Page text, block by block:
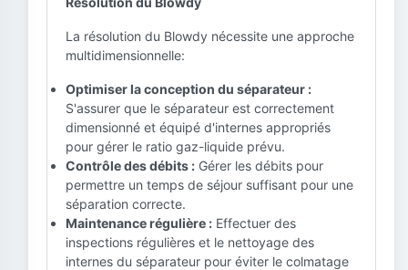
La résolution du Blowdy nécessite une approche
multidimensionnelle:
Optimiser la conception du séparateur :
S'assurer que le séparateur est correctement
dimensionné et équipé d'internes appropriés
pour gérer le ratio gaz-liquide prévu.
Contrôle des débits : Gérer les débits pour
permettre un temps de séjour suffisant pour une
séparation correcte.
Maintenance régulière : Effectuer des
inspections régulières et le nettoyage des
internes du séparateur pour éviter le colmatage